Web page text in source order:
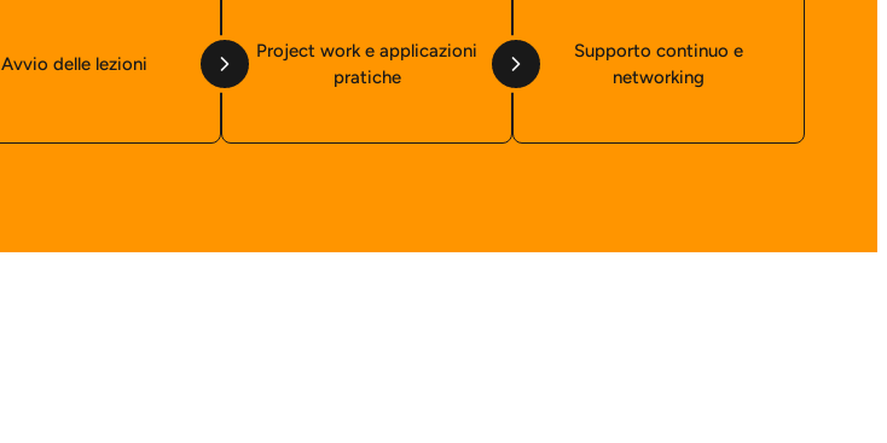
Avvio delle lezioni
Project work e applicazioni
pratiche
Supporto continuo e
networking